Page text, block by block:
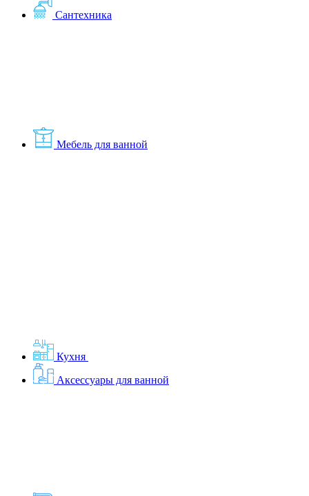
Сантехника
Мебель для ванной
Кухня
Аксессуары для ванной